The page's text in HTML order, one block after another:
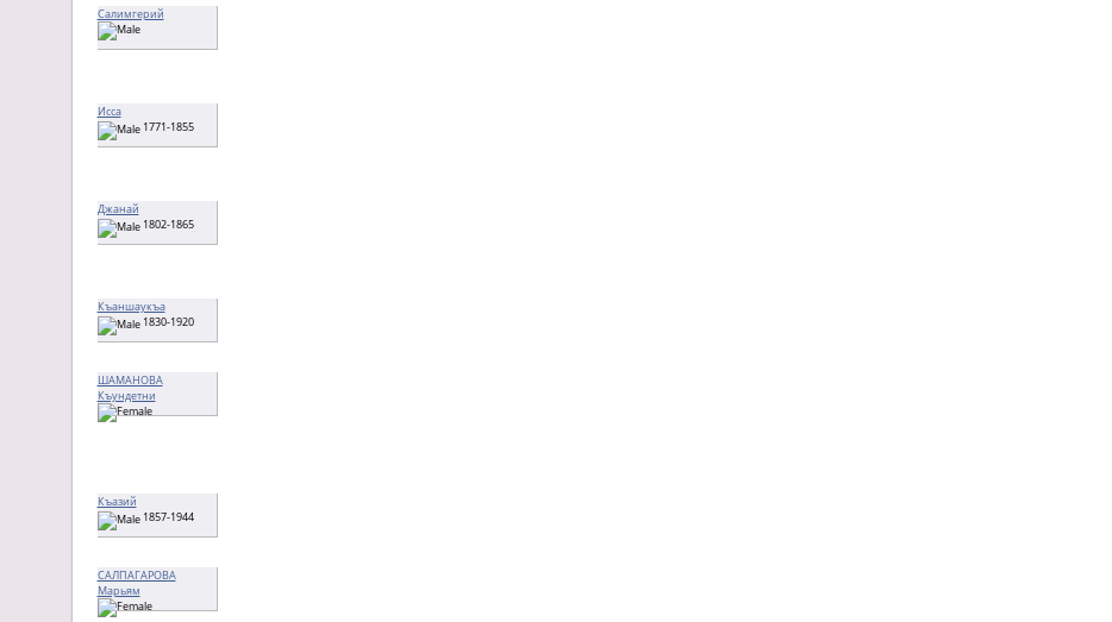
Салимгерий
Исса
1771-1855
Джанай
1802-1865
Къаншаукъа
1830-1920
ШАМАНОВА
Къундетни
Къазий
1857-1944
САЛПАГАРОВА
Марьям